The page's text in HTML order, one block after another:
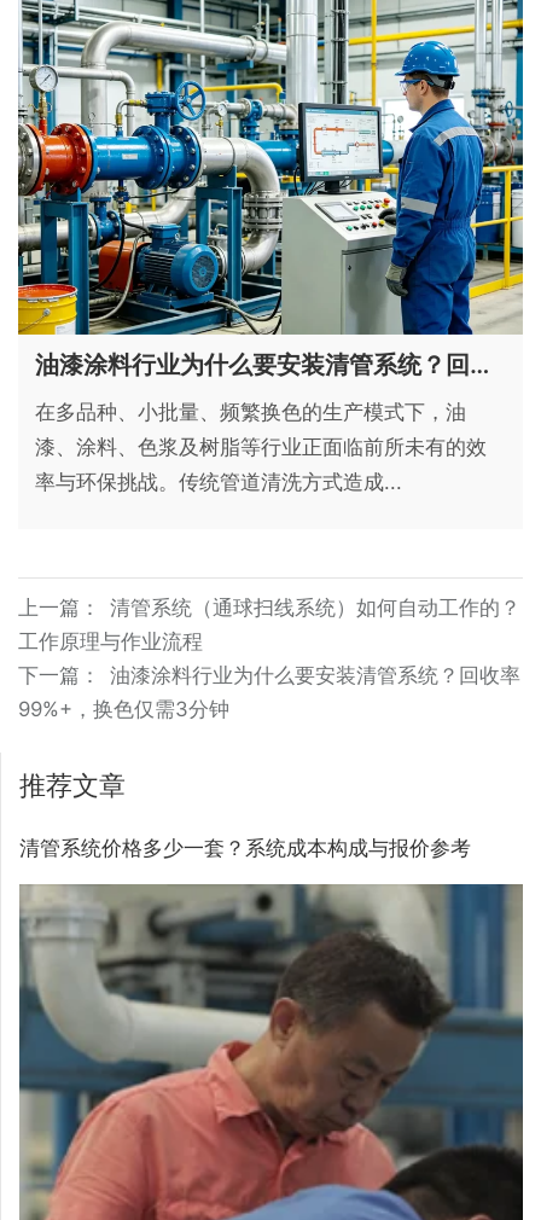
油漆涂料行业为什么要安装清管系统？回收率99%+，换色仅需3分钟
在多品种、小批量、频繁换色的生产模式下，油
漆、涂料、色浆及树脂等行业正面临前所未有的效
率与环保挑战。传统管道清洗方式造成...
上一篇：
清管系统（通球扫线系统）如何自动工作的？
工作原理与作业流程
下一篇：
油漆涂料行业为什么要安装清管系统？回收率
99%+，换色仅需3分钟
推荐文章
清管系统价格多少一套？系统成本构成与报价参考